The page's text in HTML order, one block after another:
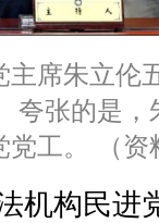
席朱立伦
夸张的是
党工。 （资
机构民进